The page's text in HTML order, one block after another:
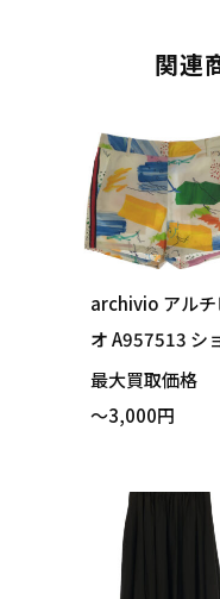
関連
archivio アルチ
オ A957513 シ
トパンツ ホワイ
サイズ40 買い取
最大買取価格
～3,000円